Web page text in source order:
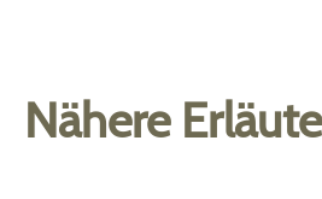
Nähere